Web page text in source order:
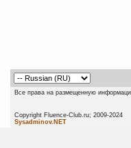
Все права на размещенную
Copyright
Sysadminov.NET